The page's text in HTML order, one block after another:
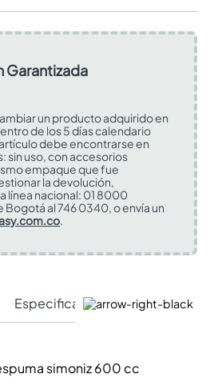
Garantizada
un producto adquirido en
de los 5 días calendario
debe encontrarse en
sin uso, con accesorios
empaque que fue
la devolución,
línea nacional: 01 8000
al 746 0340, o envía un
.
Especificaciones Técnicas
simoniz 600 cc